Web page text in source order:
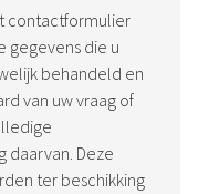
contactformulier
gegevens die u
behandeld en
van uw vraag of
daarvan. Deze
ter beschikking